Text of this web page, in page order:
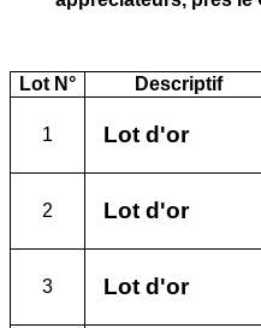
Lot N° Descriptif
1 Lot d'or
2 Lot d'or
3 Lot d'or